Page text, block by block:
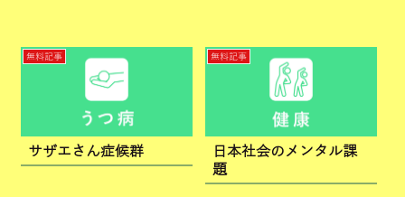
無料記事
サザエさん症候群
無料記事
日本社会のメンタル課
題